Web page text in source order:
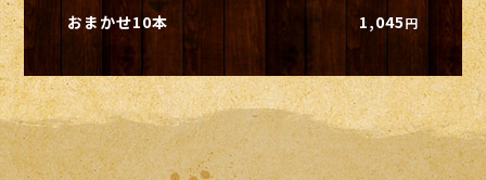
おまかせ10本 1,045円